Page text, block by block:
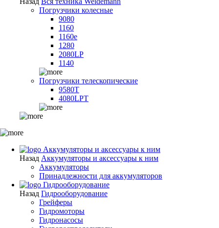
Погрузчики колесные
9080
1160
1160e
1280
2080LP
1140
Погрузчики телескопические
9580T
4080LPT
Аккумуляторы и аксессуары к ним
Назад Аккумуляторы и аксессуары к ним
Аккумуляторы
Принадлежности для аккумуляторов
Гидрооборудование
Назад Гидрооборудование
Грейферы
Гидромоторы
Гидронасосы